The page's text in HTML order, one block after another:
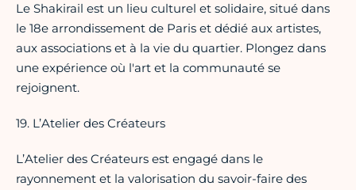
Le Shakirail est un lieu culturel et solidaire, situé dans
le 18e arrondissement de Paris et dédié aux artistes,
aux associations et à la vie du quartier. Plongez dans
une expérience où l'art et la communauté se
rejoignent.
19. L’Atelier des Créateurs
L’Atelier des Créateurs est engagé dans le
rayonnement et la valorisation du savoir-faire des